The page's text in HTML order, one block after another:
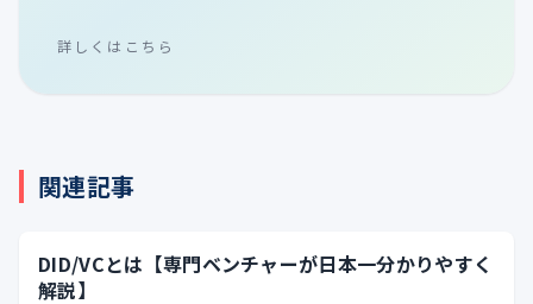
詳しくはこちら
関連記事
DID/VCとは【専門ベンチャーが日本一分かりやすく
解説】